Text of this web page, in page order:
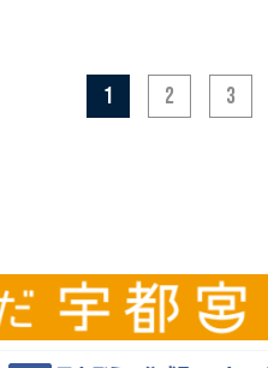
1 2 3